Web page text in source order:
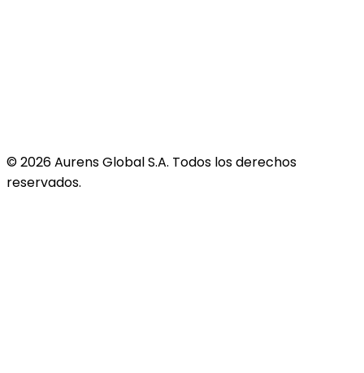
©2026Aurens Global S.A. Todos los derechos
reservados.